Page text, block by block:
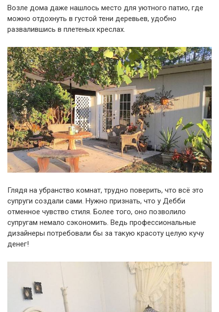
Возле дома даже нашлось место для уютного патио, где
можно отдохнуть в густой тени деревьев, удобно
развалившись в плетеных креслах.
Глядя на убранство комнат, трудно поверить, что всё это
супруги создали сами. Нужно признать, что у Дебби
отменное чувство стиля. Более того, оно позволило
супругам немало сэкономить. Ведь профессиональные
дизайнеры потребовали бы за такую красоту целую кучу
денег!